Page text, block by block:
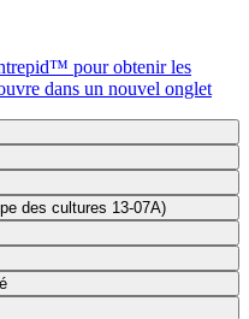
pour obtenir les
dans un nouvel onglet
des cultures 13-07A)